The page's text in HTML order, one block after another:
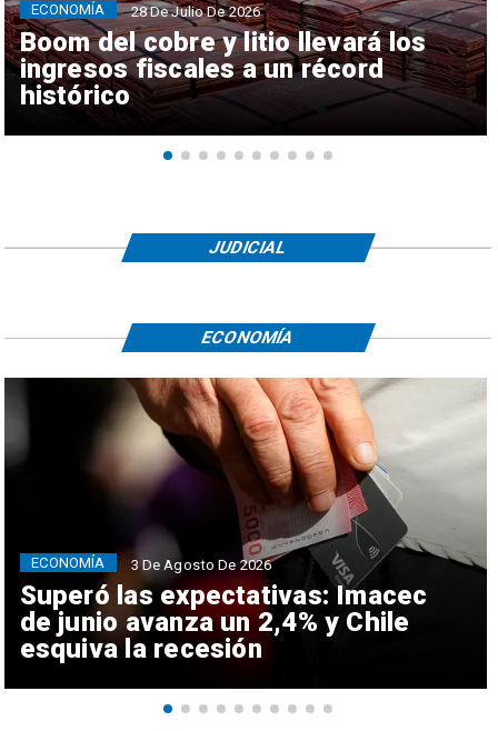
Boom del cobre y litio llevará los
ingresos fiscales a un récord
histórico
ECONOMÍA 28 De Julio De 2026
JUDICIAL
Superó las expectativas: Imacec
de junio avanza un 2,4% y Chile
esquiva la recesión
ECONOMÍA 3 De Agosto De 2026
ECONOMÍA